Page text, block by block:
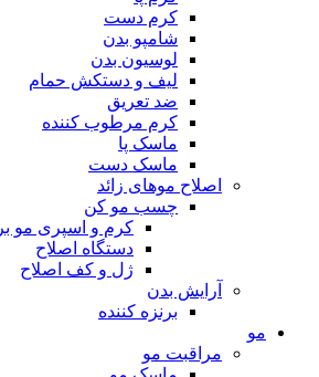
کرم دست
شامپو بدن
لوسیون بدن
لیف و دستکش حمام
ضد تعریق
کرم مرطوب کننده
ماسک پا
ماسک دست
اصلاح موهای زائد
چسب مو کن
کرم و اسپری مو بر
دستگاه اصلاح
ژل و کف اصلاح
آرایش بدن
برنزه کننده
مو
مراقبت مو